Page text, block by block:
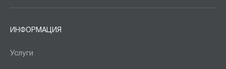
ИНФОРМАЦИЯ
Услуги